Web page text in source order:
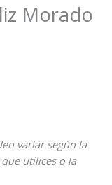
Morado
variar según la
utilices o la